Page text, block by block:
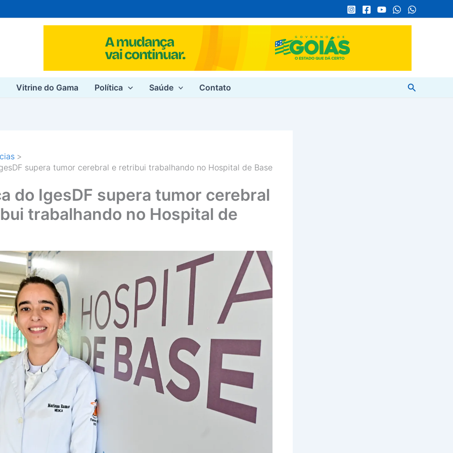
Vitrine do Gama Política Saúde Contato Pesquisar
supera tumor cerebral e retribui trabalhando no Hospital de Base
do IgesDF supera tumor cerebral
trabalhando no Hospital de